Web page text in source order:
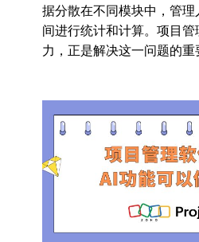
据分散在不同模块中，管
间进行统计和计算。项目
力，正是解决这一问题的重